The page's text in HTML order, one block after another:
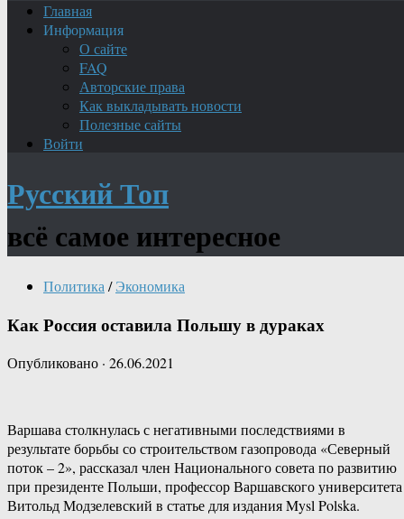
Главная
Информация
О сайте
FAQ
Авторские права
Как выкладывать новости
Полезные сайты
Войти
Русский Топ
всё самое интересное
Политика / Экономика
Как Россия оставила Польшу в дураках
Опубликовано · 26.06.2021
Варшава столкнулась с негативными последствиями в
результате борьбы со строительством газопровода «Северный
поток – 2», рассказал член Национального совета по развитию
при президенте Польши, профессор Варшавского университета
Витольд Модзелевский в статье для издания Mysl Polska.